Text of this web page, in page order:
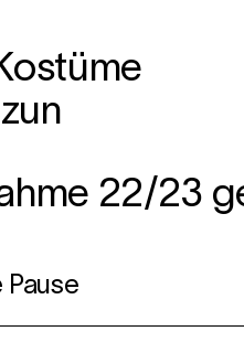
22/23
Pause